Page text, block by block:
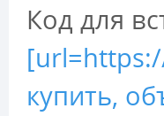
Код для
купить,